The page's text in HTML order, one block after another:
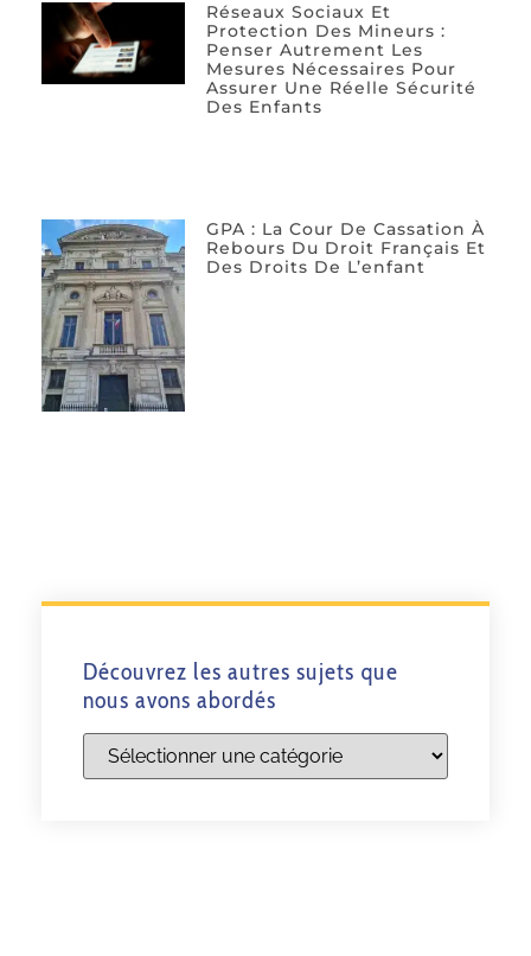
Réseaux Sociaux Et
Protection Des Mineurs :
Penser Autrement Les
Mesures Nécessaires Pour
Assurer Une Réelle Sécurité
Des Enfants
GPA : La Cour De Cassation À
Rebours Du Droit Français Et
Des Droits De L’enfant
Découvrez les autres sujets que
nous avons abordés